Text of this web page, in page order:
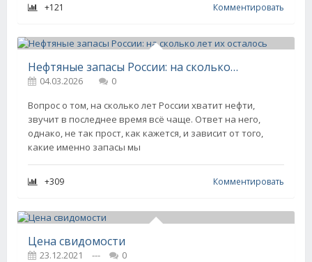
+121 Комментировать
Нефтяные запасы России: на сколько лет их осталось
04.03.2026
0
Вопрос о том, на сколько лет России хватит нефти,
звучит в последнее время всё чаще. Ответ на него,
однако, не так прост, как кажется, и зависит от того,
какие именно запасы мы
+309 Комментировать
Цена свидомости
23.12.2021 ---
0